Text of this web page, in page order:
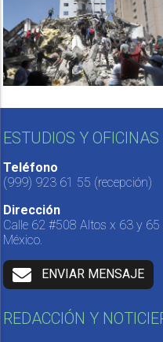
ESTUDIOS Y OFICINAS
Teléfono
(999) 923 61 55 (recepción)
Dirección
Calle 62 #508 Altos x 63 y 65
México.
ENVIAR MENSAJE
REDACCIÓN Y